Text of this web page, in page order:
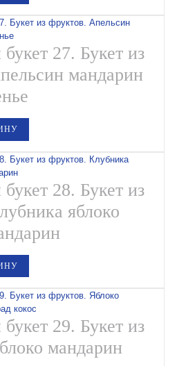
27. Букет из
мандарин
28. Букет из
яблоко
29. Букет из
мандарин